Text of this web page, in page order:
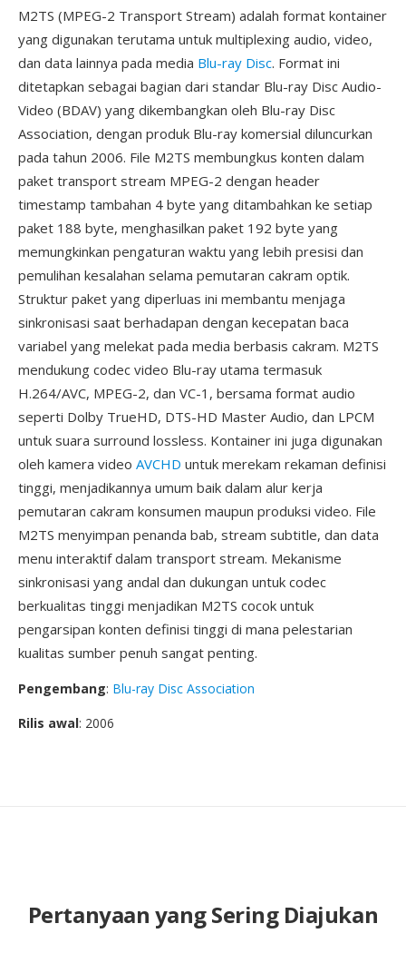
M2TS (MPEG-2 Transport Stream) adalah format kontainer
yang digunakan terutama untuk multiplexing audio, video,
dan data lainnya pada media Blu-ray Disc. Format ini
ditetapkan sebagai bagian dari standar Blu-ray Disc Audio-
Video (BDAV) yang dikembangkan oleh Blu-ray Disc
Association, dengan produk Blu-ray komersial diluncurkan
pada tahun 2006. File M2TS membungkus konten dalam
paket transport stream MPEG-2 dengan header
timestamp tambahan 4 byte yang ditambahkan ke setiap
paket 188 byte, menghasilkan paket 192 byte yang
memungkinkan pengaturan waktu yang lebih presisi dan
pemulihan kesalahan selama pemutaran cakram optik.
Struktur paket yang diperluas ini membantu menjaga
sinkronisasi saat berhadapan dengan kecepatan baca
variabel yang melekat pada media berbasis cakram. M2TS
mendukung codec video Blu-ray utama termasuk
H.264/AVC, MPEG-2, dan VC-1, bersama format audio
seperti Dolby TrueHD, DTS-HD Master Audio, dan LPCM
untuk suara surround lossless. Kontainer ini juga digunakan
oleh kamera video AVCHD untuk merekam rekaman definisi
tinggi, menjadikannya umum baik dalam alur kerja
pemutaran cakram konsumen maupun produksi video. File
M2TS menyimpan penanda bab, stream subtitle, dan data
menu interaktif dalam transport stream. Mekanisme
sinkronisasi yang andal dan dukungan untuk codec
berkualitas tinggi menjadikan M2TS cocok untuk
pengarsipan konten definisi tinggi di mana pelestarian
kualitas sumber penuh sangat penting.
Pengembang: Blu-ray Disc Association
Rilis awal: 2006
Pertanyaan yang Sering Diajukan